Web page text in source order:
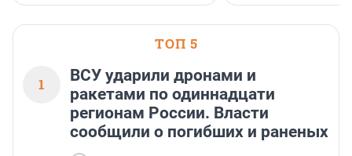
ТОП 5
1
ВСУ ударили дронами и
ракетами по одиннадцати
регионам России. Власти
сообщили о погибших и раненых